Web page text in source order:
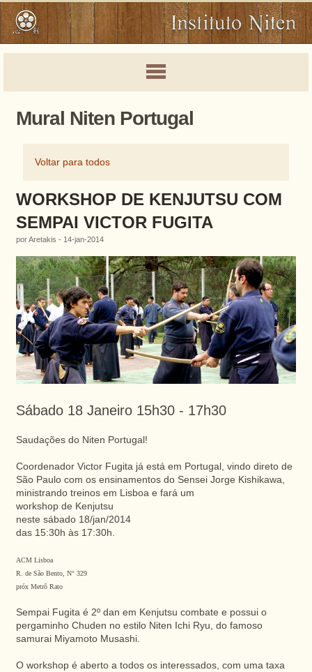
Mural Niten Portugal
Voltar para todos
WORKSHOP DE KENJUTSU COM
SEMPAI VICTOR FUGITA
por Aretakis - 14-jan-2014
Sábado 18 Janeiro 15h30 - 17h30
Saudações do Niten Portugal!
Coordenador Victor Fugita já está em Portugal, vindo direto de
São Paulo com os ensinamentos do Sensei Jorge Kishikawa,
ministrando treinos em Lisboa e fará um
workshop de Kenjutsu
neste sábado 18/jan/2014
das 15:30h às 17:30h.
ACM Lisboa
R. de São Bento, N° 329
próx Metrô Rato
Sempai Fugita é 2º dan em Kenjutsu combate e possui o
pergaminho Chuden no estilo Niten Ichi Ryu, do famoso
samurai Miyamoto Musashi.
O workshop é aberto a todos os interessados, com uma taxa